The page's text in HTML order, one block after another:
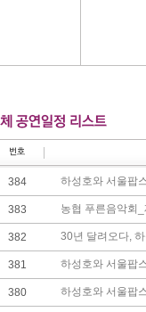
384 하성호와 서울팝
383 농협 푸른음악회
382 30년 달려오다,
381 하성호와 서울팝
380 하성호와 서울팝